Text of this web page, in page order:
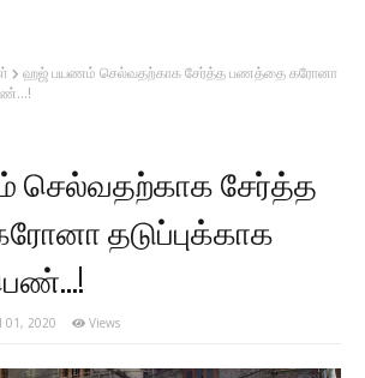
ஹஜ் பயணம் செல்வதற்காக சேர்த்த பணத்தை கரோனா
சேர்த்த
தடுப்புக்காக
01, 2020 Views